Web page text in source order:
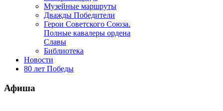
Музейные маршруты
Дважды Победители
Герои Советского Союза.
Полные кавалеры ордена
Славы
Библиотека
Новости
80 лет Победы
Афиша